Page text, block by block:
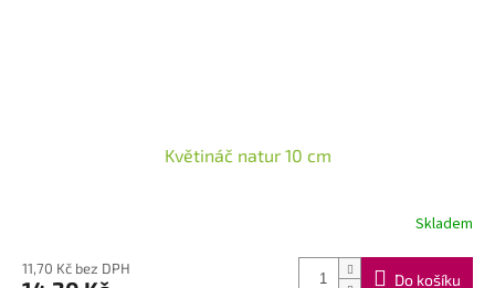
Květináč natur 10 cm
Skladem
11,70 Kč bez DPH
Do košíku